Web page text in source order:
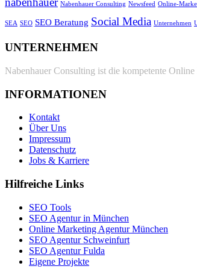
Nabenhauer Consulting Newsfeed Online-
SEA SEO SEO Beratung Social Media Unternehmen
UNTERNEHMEN
Nabenhauer Consulting ist die kompetente
INFORMATIONEN
Kontakt
Über Uns
Impressum
Datenschutz
Jobs & Karriere
Hilfreiche Links
SEO Tools
SEO Agentur in München
Online Marketing Agentur München
SEO Agentur Schweinfurt
SEO Agentur Fulda
Eigene Projekte